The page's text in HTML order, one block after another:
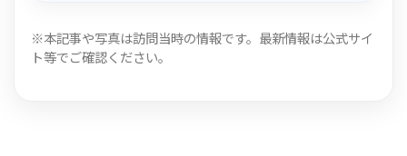
※本記事や写真は訪問当時の情報です。最新情報は公式サイ
ト等でご確認ください。